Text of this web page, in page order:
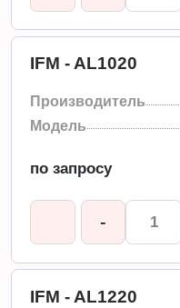
IFM - AL1020
Производитель
Модель
по запросу
-
IFM - AL1220